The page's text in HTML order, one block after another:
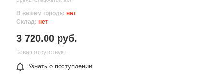
В вашем городе: нет
Склад: нет
3 720.00 руб.
Товар отсутствует
Узнать о поступлении